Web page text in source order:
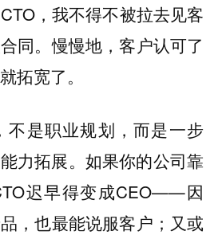
，我不得不被拉去见客
同。慢慢地，客户认可了
拓宽了。
不是职业规划，而是一步
力拓展。 如果你的公司靠
迟早得变成CEO——因
，也最能说服客户；又或